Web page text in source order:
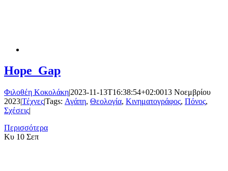
Hope_Gap
Φιλοθέη Κοκολάκη|2023-11-13T16:38:54+02:0013 Νοεμβρίου
2023|Τέχνες|Tags: Αγάπη, Θεολογία, Κινηματογράφος, Πόνος,
Σχέσεις|
Περισσότερα
Κυ 10 Σεπ